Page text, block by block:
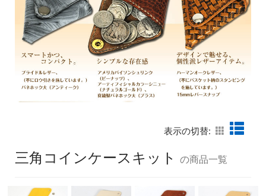
表示の切替:
三角コインケースキット の商品一覧